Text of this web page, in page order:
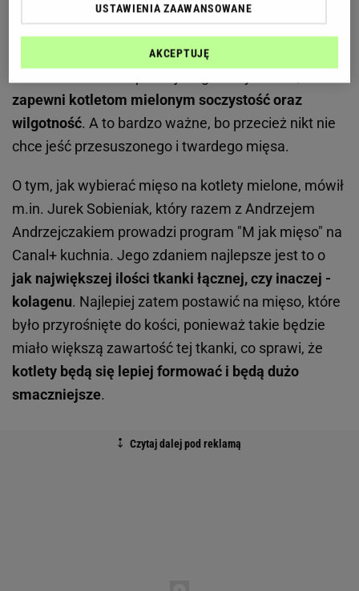
akurat ona? Chodzi o tłuszcz, który uznawany jest za
zapewni kotletom mielonym soczystość oraz
wilgotność. A to bardzo ważne, bo przecież nikt nie
chce jeść przesuszonego i twardego mięsa.
O tym, jak wybierać mięso na kotlety mielone, mówił
m.in. Jurek Sobieniak, który razem z Andrzejem
Andrzejczakiem prowadzi program "M jak mięso" na
Canal+ kuchnia. Jego zdaniem najlepsze jest to o
jak największej ilości tkanki łącznej, czy inaczej -
kolagenu. Najlepiej zatem postawić na mięso, które
było przyrośnięte do kości, ponieważ takie będzie
miało większą zawartość tej tkanki, co sprawi, że
kotlety będą się lepiej formować i będą dużo
smaczniejsze.
USTAWIENIA ZAAWANSOWANE
AKCEPTUJĘ